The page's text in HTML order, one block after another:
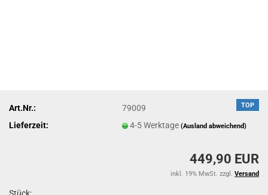
TOP
Art.Nr.:
79009
Lieferzeit:
4-5 Werktage(Ausland abweichend)
449,90 EUR
inkl. 19% MwSt. zzgl. Versand